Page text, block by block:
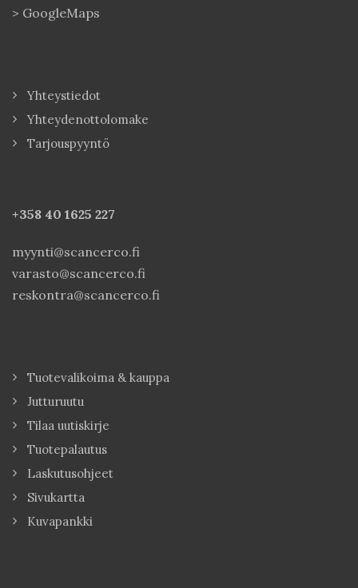
> GoogleMaps
Yhteystiedot
Yhteydenottolomake
Tarjouspyyntö
+358 40 1625 227
myynti@scancerco.fi
varasto@scancerco.fi
reskontra@scancerco.fi
Tuotevalikoima & kauppa
Jutturuutu
Tilaa uutiskirje
Tuotepalautus
Laskutusohjeet
Sivukartta
Kuvapankki